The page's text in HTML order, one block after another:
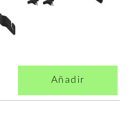
Añadir